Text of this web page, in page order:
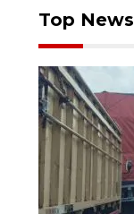
Top News